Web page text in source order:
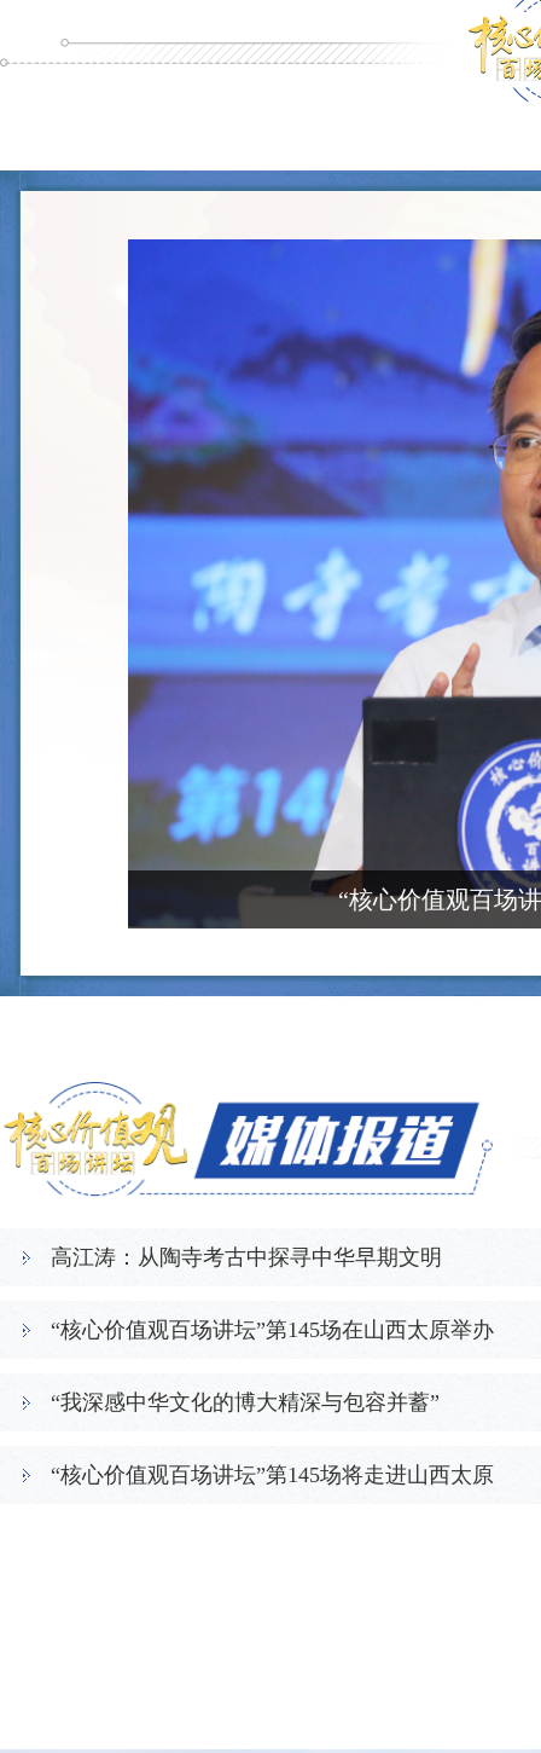
“核心价值观百场
高江涛：从陶寺考古中探寻中华早期文明
“核心价值观百场讲坛”第145场在山西太原举办
“我深感中华文化的博大精深与包容并蓄”
“核心价值观百场讲坛”第145场将走进山西太原